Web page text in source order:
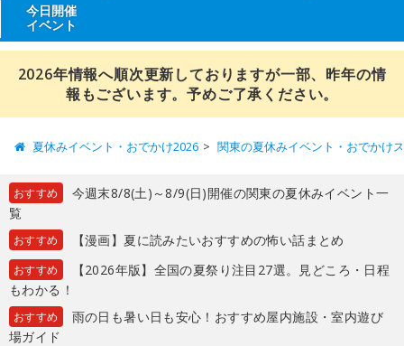
今日開催
イベント
2026年情報へ順次更新しておりますが一部、昨年の情
報もございます。予めご了承ください。
夏休みイベント・おでかけ2026 関東の夏休みイベント・おでかけ
おすすめ
今週末8/8(土)～8/9(日)開催の関東の夏休みイベント一
覧
おすすめ 【漫画】夏に読みたいおすすめの怖い話まとめ
おすすめ
【2026年版】全国の夏祭り注目27選。見どころ・日程
もわかる！
おすすめ
雨の日も暑い日も安心！おすすめ屋内施設・室内遊び
場ガイド